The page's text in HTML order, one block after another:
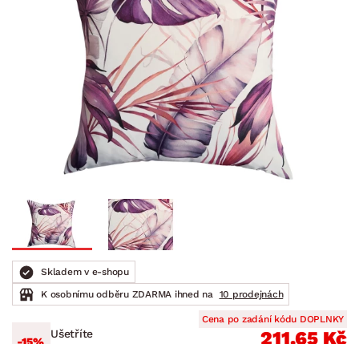
Skladem v e-shopu
K osobnímu odběru ZDARMA ihned na
10 prodejnách
-15%
Ušetříte
Cena po zadání kódu DOPLNKY
211.65 Kč